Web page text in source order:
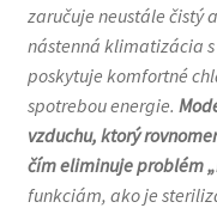
zaručuje neustále čistý
nástenná klimatizácia
poskytuje komfortné
spotrebou energie.
vzduchu, ktorý
čím eliminuje problém
funkciám, ako je